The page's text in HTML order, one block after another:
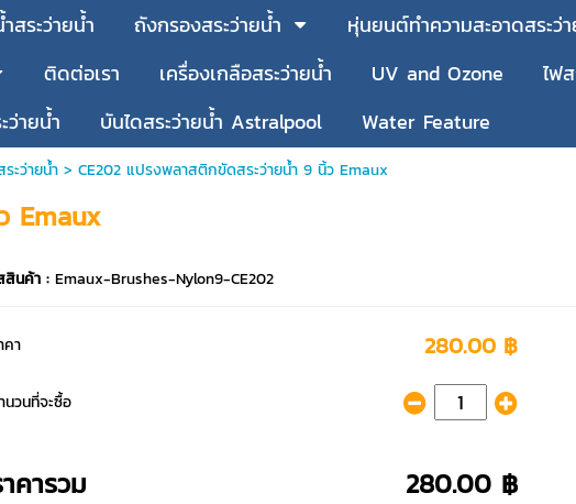
สระว่ายน้ำ ถังกรองสระว่ายน้ำ หุ่นยนต์ทำความสะอาดสระว่
ติดต่อเรา เครื่องเกลือสระว่ายน้ำ UV and Ozone ไฟ
ว่ายน้ำ
บันไดสระว่ายน้ำ Astralpool Water Feature
ะว่ายน้ำ > CE202 แปรงพลาสติกขัดสระว่ายน้ำ 9 นิ้ว Emaux
Emaux
สินค้า : Emaux-Brushes-Nylon9-CE202
คา 280.00 ฿
นวนที่จะซื้อ
คารวม 280.00 ฿